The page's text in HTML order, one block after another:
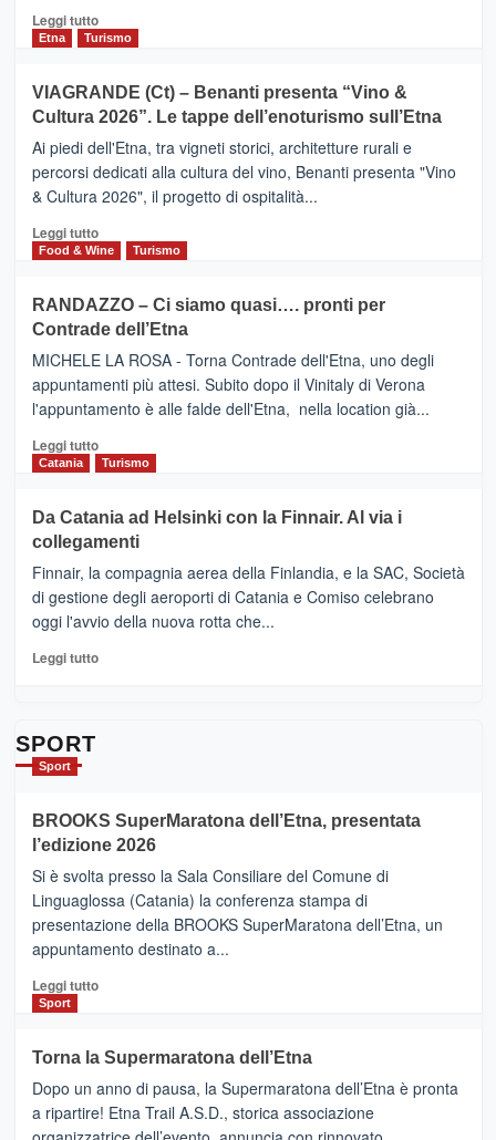
dati
di
Anche
la
Alcantara
nei
primi
nella
classifica
Leggi tuttoLeggi
di
IL
SAN
DOMENICO
PALACE
TAORMINA,
UN
HOTEL
FOUR
IL
NUOVO
SUMMER
CLUB
Etna Turismo
VIAGRANDE (Ct) – Benanti presenta “Vino &
Cultura 2026”. Le tappe dell’enoturismo sull’Etna
Ai piedi dell'Etna, tra vigneti storici, architetture rurali e
percorsi dedicati alla cultura del vino, Benanti presenta "Vino
& Cultura 2026", il progetto di ospitalità...
Leggi tuttoLeggi
di
VIAGRANDE
(Ct)
–
Benanti
presenta
“Vino
&
Cultura
tappe
dell’enoturismo
Food & Wine Turismo
RANDAZZO – Ci siamo quasi…. pronti per
Contrade dell’Etna
MICHELE LA ROSA - Torna Contrade dell'Etna, uno degli
appuntamenti più attesi. Subito dopo il Vinitaly di Verona
l'appuntamento è alle falde dell'Etna, nella location già...
Leggi tuttoLeggi
di
RANDAZZO
–
Ci
siamo
quasi….
pronti
per
Catania Turismo
Da Catania ad Helsinki con la Finnair. Al via i
collegamenti
Finnair, la compagnia aerea della Finlandia, e la SAC, Società
di gestione degli aeroporti di Catania e Comiso celebrano
oggi l'avvio della nuova rotta che...
Leggi tuttoLeggi
con
la
Al
via
i
collegamenti
SPORT
Sport
BROOKS SuperMaratona dell’Etna, presentata
l’edizione 2026
Si è svolta presso la Sala Consiliare del Comune di
Linguaglossa (Catania) la conferenza stampa di
presentazione della BROOKS SuperMaratona dell’Etna, un
appuntamento destinato a...
Leggi tuttoLeggi
BROOKS
SuperMaratona
dell’Etna,
presentata
Sport
Torna la Supermaratona dell’Etna
Dopo un anno di pausa, la Supermaratona dell’Etna è pronta
a ripartire! Etna Trail A.S.D., storica associazione